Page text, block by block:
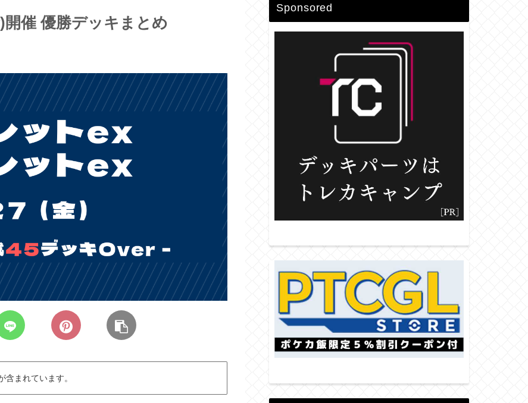
開催 優勝デッキまとめ
含まれています。
Sponsored